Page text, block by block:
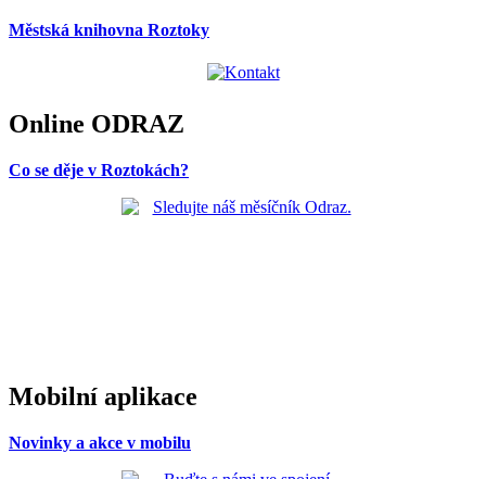
Městská knihovna Roztoky
Online ODRAZ
Co se děje v Roztokách?
Mobilní aplikace
Novinky a akce v mobilu